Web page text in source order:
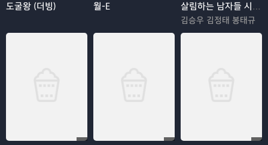
도굴왕 (더빙) 월-E 살림하는 남자들 시즌2
김승우 김정태 봉태규